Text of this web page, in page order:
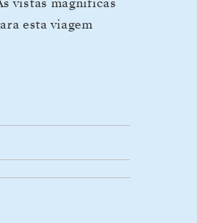
esta viagem